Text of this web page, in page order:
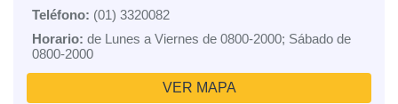
Teléfono: (01) 3320082
Horario: de Lunes a Viernes de 0800-2000; Sábado de
0800-2000
VER MAPA